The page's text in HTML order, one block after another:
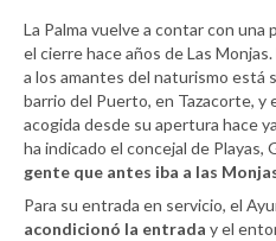
La Palma vuelve a contar con
el cierre hace años de Las
a los amantes del naturismo está
barrio del Puerto, en Tazacorte, y
acogida desde su apertura hace
ha indicado el concejal de Playas,
gente que antes iba a las
Para su entrada en servicio, el
acondicionó la entrada y el